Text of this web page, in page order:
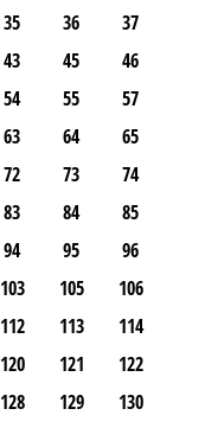
35 36
37
43 45
46
54 55
57
63 64
65
72 73
74
83 84
85
94 95
96
103 105
106
112 113
114
120 121
122
128 129
130